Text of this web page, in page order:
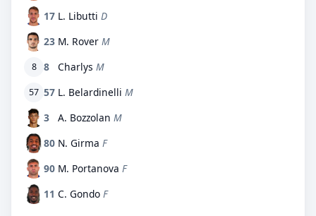
17 L. Libutti D
23 M. Rover M
8 8 Charlys M
57 57 L. Belardinelli M
3
A. Bozzolan M
80 N. Girma F
90 M. Portanova F
11 C. Gondo F